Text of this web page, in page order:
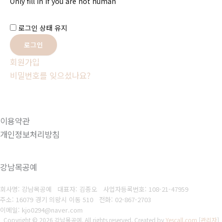
로그인 상태 유지
회원가입
비밀번호를 잊으셨나요?
이용약관
개인정보처리방침
강남목공예
회사명: 강남목공예 대표자: 김종오 사업자등록번호: 108-21-47959
주소: 16079 경기 의왕시 이동 510 전화: 02-867-2703
이메일: kjo0294@naver.com
Copyright © 2026 강남목공예. All rights reserved. Created byYescall.com [관리자]